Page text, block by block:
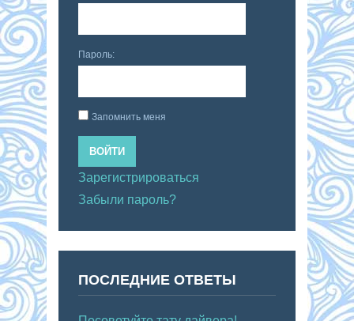
Пароль:
Запомнить меня
ВОЙТИ
Зарегистрироваться
Забыли пароль?
ПОСЛЕДНИЕ ОТВЕТЫ